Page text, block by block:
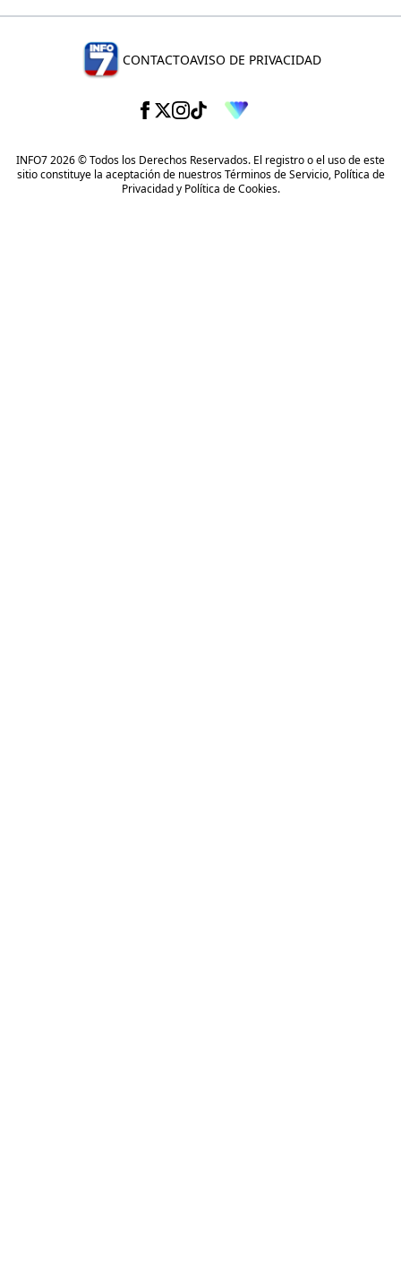
CONTACTOAVISO DE PRIVACIDAD
INFO7 2026 © Todos los Derechos Reservados. El registro o el uso de este
sitio constituye la aceptación de nuestrosTérminos de Servicio, Política de
Privacidady Política de Cookies.